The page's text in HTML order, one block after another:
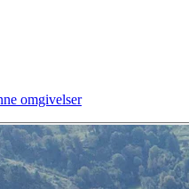
omgivelser